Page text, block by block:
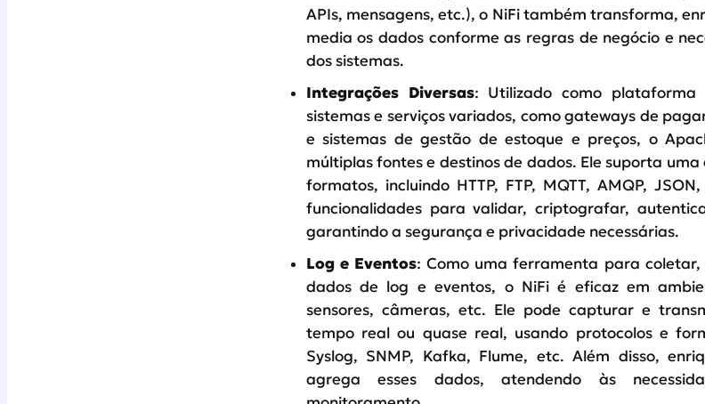
APIs, mensagens, etc.), o NiFi também transforma,
media os dados conforme as regras de negócio e
dos sistemas.
Integrações Diversas: Utilizado como
sistemas e serviços variados, como gateways de
e sistemas de gestão de estoque e preços, o
múltiplas fontes e destinos de dados. Ele suporta
formatos, incluindo HTTP, FTP, MQTT, AMQP,
funcionalidades para validar, criptografar,
garantindo a segurança e privacidade necessárias.
Log e Eventos: Como uma ferramenta para
dados de log e eventos, o NiFi é eficaz em
sensores, câmeras, etc. Ele pode capturar e
tempo real ou quase real, usando protocolos e
Syslog, SNMP, Kafka, Flume, etc. Além disso,
agrega esses dados, atendendo às